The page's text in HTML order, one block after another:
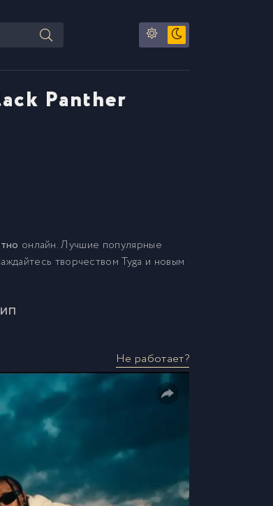
Panther
онлайн. Лучшие популярные
творчеством Tyga и новым
Не работает?